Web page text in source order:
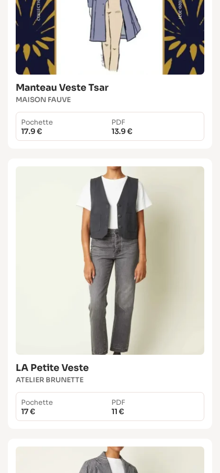
Manteau Veste Tsar
MAISON FAUVE
Pochette
17.9 €
PDF
13.9 €
LA Petite Veste
ATELIER BRUNETTE
Pochette
17 €
PDF
11 €